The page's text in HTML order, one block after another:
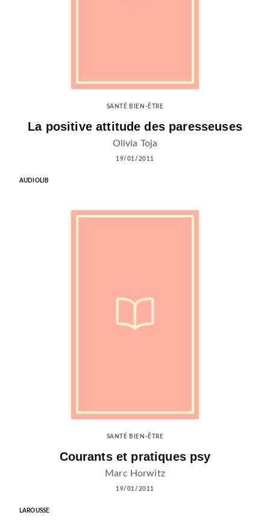
SANTÉ BIEN-ÊTRE
La positive attitude des paresseuses
Olivia Toja
19/01/2011
AUDIOLIB
SANTÉ BIEN-ÊTRE
Courants et pratiques psy
Marc Horwitz
19/01/2011
LAROUSSE